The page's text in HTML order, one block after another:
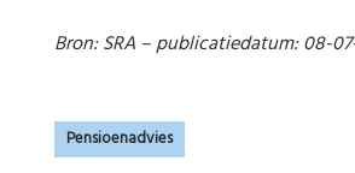
Bron: SRA – publicatiedatum: 08-
Pensioenadvies